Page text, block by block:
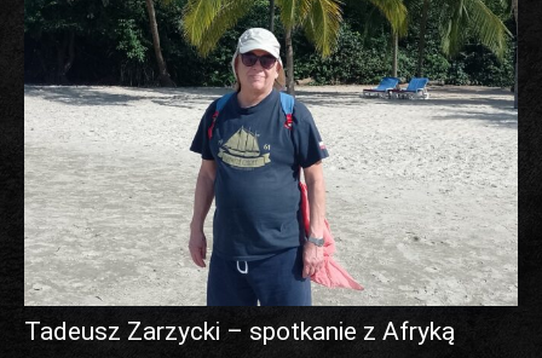
Tadeusz Zarzycki – spotkanie z Afryką